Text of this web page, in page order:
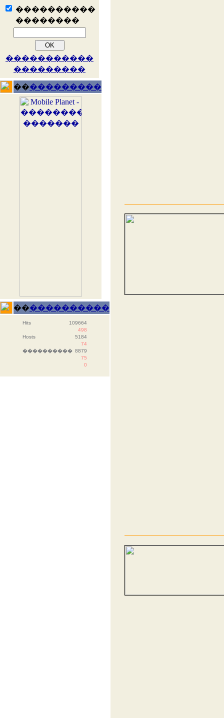
����������
��������
�����������
���������
�����������
������������
Hits
109664
498
Hosts
5184
74
���������� 8879
75
0